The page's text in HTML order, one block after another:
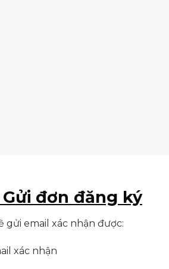
đơn đăng ký
gửi email xác nhận được:
xác nhận